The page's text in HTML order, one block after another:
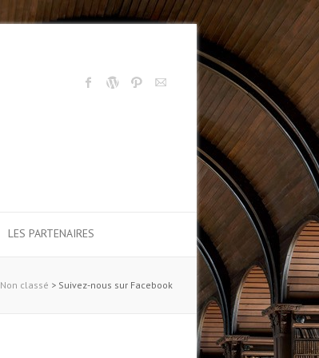
LES PARTENAIRES
Non classé > Suivez-nous sur Facebook